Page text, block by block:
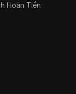
Hoàn Tiền